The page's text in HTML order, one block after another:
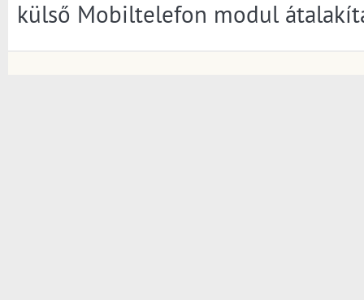
külső Mobiltelefon modul